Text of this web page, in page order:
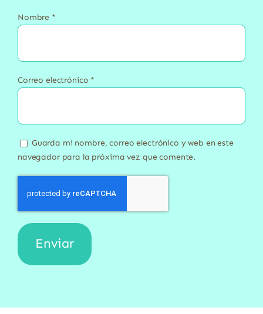
Nombre *
Correo electrónico *
Guarda mi nombre, correo electrónico y web en este
navegador para la próxima vez que comente.